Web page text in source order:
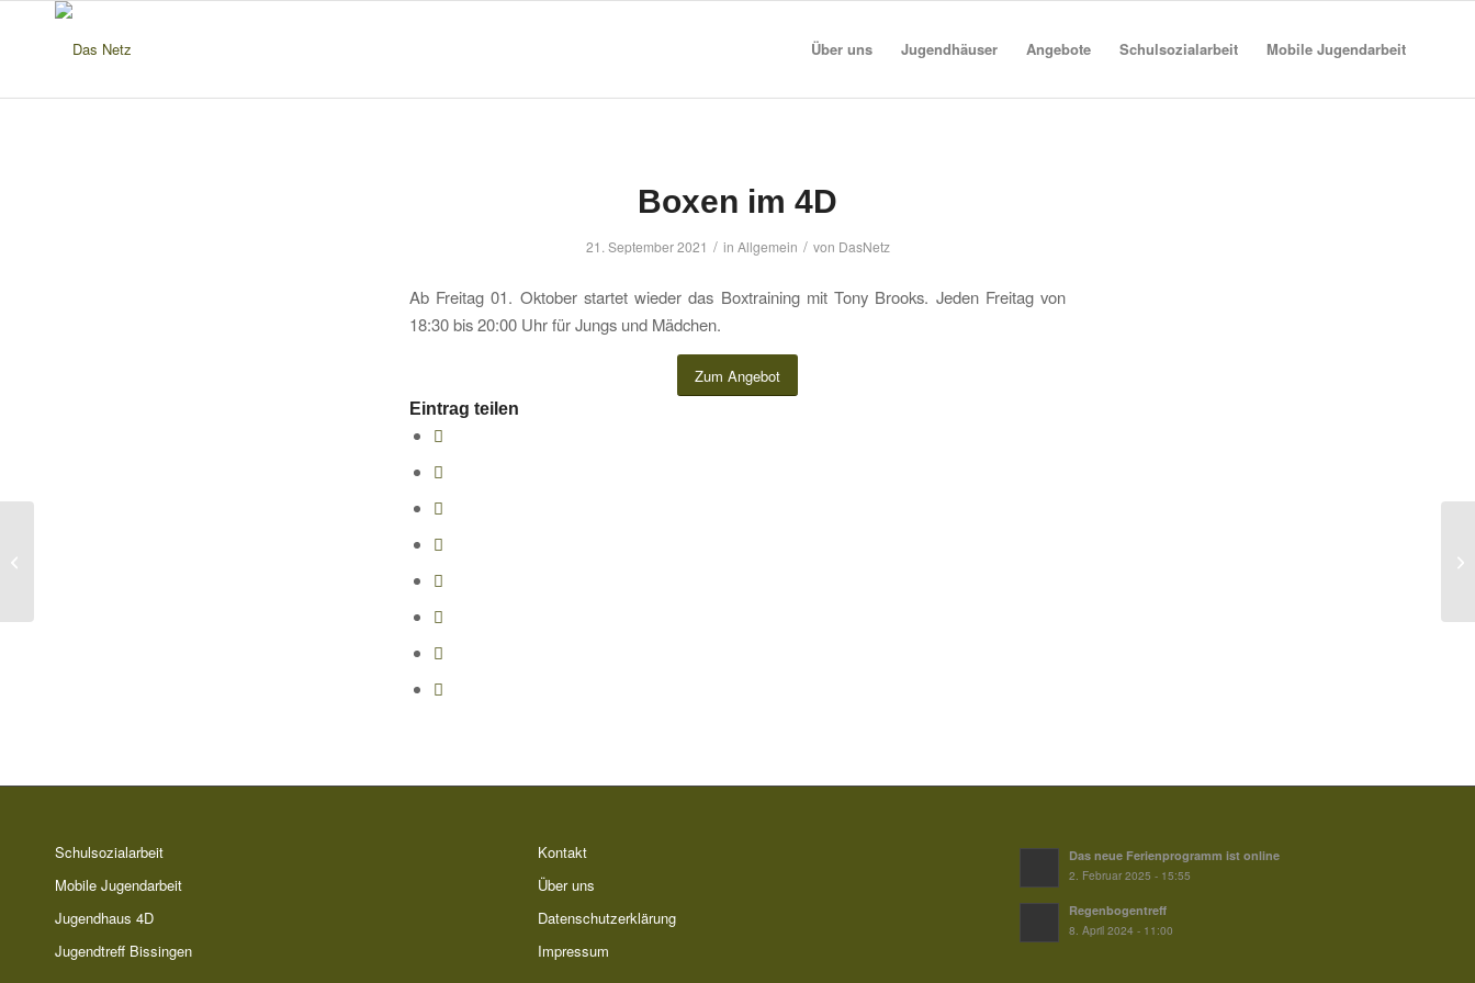
Über uns Jugendhäuser Angebote Schulsozialarbeit Mobile Jugendarbeit
Boxen im 4D
21. September 2021 / in Allgemein / von DasNetz
Ab Freitag 01. Oktober startet wieder das Boxtraining mit Tony Brooks. Jeden Freitag von
18:30 bis 20:00 Uhr für Jungs und Mädchen.
Zum Angebot
Eintrag teilen
Schulsozialarbeit
Mobile Jugendarbeit
Jugendhaus 4D
Jugendtreff Bissingen
Kontakt
Über uns
Datenschutzerklärung
Impressum
Das neue Ferienprogramm ist online
2. Februar 2025 - 15:55
Regenbogentreff
8. April 2024 - 11:00